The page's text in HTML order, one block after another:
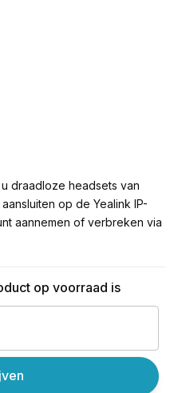
draadloze headsets van
op de Yealink IP-
aannemen of verbreken via
op voorraad is